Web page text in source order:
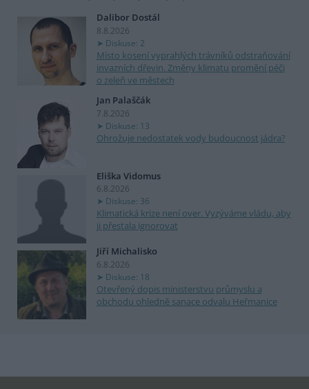
Dalibor Dostál
8.8.2026
Diskuse: 2
Místo kosení vyprahlých trávníků odstraňování
invazních dřevin. Změny klimatu promění péči
o zeleň ve městech
Jan Palaščák
7.8.2026
Diskuse: 13
Ohrožuje nedostatek vody budoucnost jádra?
Eliška Vidomus
6.8.2026
Diskuse: 36
Klimatická krize není over. Vyzýváme vládu, aby
ji přestala ignorovat
Jiří Michalisko
6.8.2026
Diskuse: 18
Otevřený dopis ministerstvu průmyslu a
obchodu ohledně sanace odvalu Heřmanice